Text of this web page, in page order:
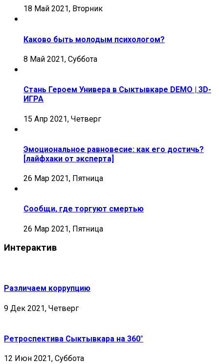
18 Май 2021, Вторник
Каково быть молодым психологом?
8 Май 2021, Суббота
Стань Героем Универа в Сыктывкаре DEMO | 3D-
ИГРА
15 Апр 2021, Четверг
Эмоциональное равновесие: как его достичь?
[лайфхаки от эксперта]
26 Мар 2021, Пятница
Сообщи, где торгуют смертью
26 Мар 2021, Пятница
Интерактив
Различаем коррупцию
9 Дек 2021, Четверг
Ретроспектива Сыктывкара на 360°
12 Июн 2021, Суббота